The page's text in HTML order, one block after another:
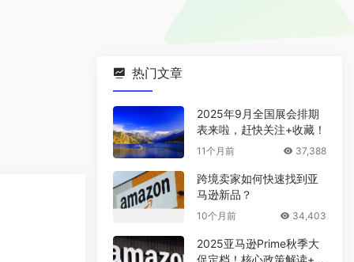
热门文章
2025年9月全国展会排期
表来啦，赶快关注+收藏！
11个月前 37,388
跨境卖家如何快速找到亚
马逊新品？
10个月前 34,403
2025亚马逊Prime秋季大
促定档！核心政策解读+爆